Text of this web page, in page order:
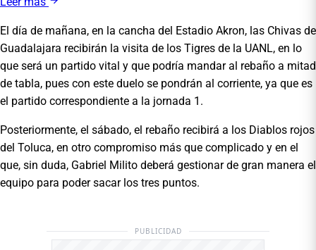
El día de mañana, en la cancha del Estadio Akron, las Chivas de
Guadalajara recibirán la visita de los Tigres de la UANL, en lo
que será un partido vital y que podría mandar al rebaño a mitad
de tabla, pues con este duelo se pondrán al corriente, ya que es
el partido correspondiente a la jornada 1.
Posteriormente, el sábado, el rebaño recibirá a los Diablos rojos
del Toluca, en otro compromiso más que complicado y en el
que, sin duda, Gabriel Milito deberá gestionar de gran manera el
equipo para poder sacar los tres puntos.
PUBLICIDAD